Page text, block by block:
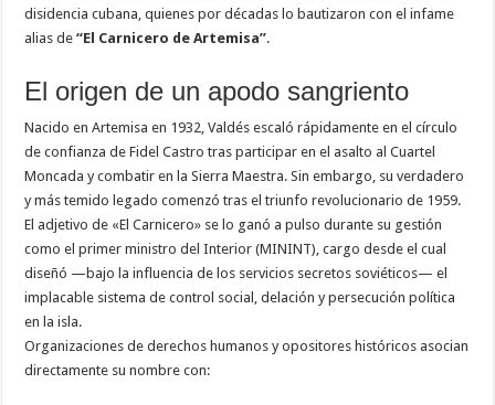
disidencia cubana, quienes por décadas lo bautizaron con el infame
alias de“El Carnicero de Artemisa”.
El origen de un apodo sangriento
Nacido en Artemisa en 1932, Valdés escaló rápidamente en el círculo
de confianza de Fidel Castro tras participar en el asalto al Cuartel
Moncada y combatir en la Sierra Maestra. Sin embargo, su verdadero
y más temido legado comenzó tras el triunfo revolucionario de 1959.
El adjetivo de «El Carnicero» se lo ganó a pulso durante su gestión
como el primer ministro del Interior (MININT), cargo desde el cual
diseñó —bajo la influencia de los servicios secretos soviéticos— el
implacable sistema de control social, delación y persecución política
en la isla.
Organizaciones de derechos humanos y opositores históricos asocian
directamente su nombre con: